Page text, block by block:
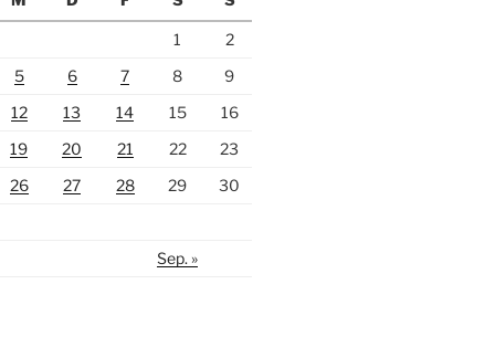
1
2
5 6 7 8
9
12 13 14 15
16
19 20 21 22
23
26 27 28 29
30
Sep. »